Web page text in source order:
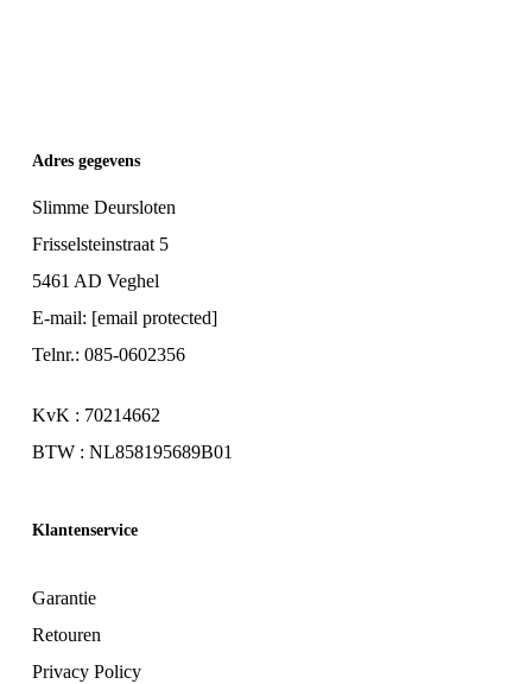
Adres gegevens
Slimme Deursloten
Frisselsteinstraat 5
5461 AD Veghel
E-mail: [email protected]
Telnr.: 085-0602356
KvK : 70214662
BTW : NL858195689B01
Klantenservice
Garantie
Retouren
Privacy Policy